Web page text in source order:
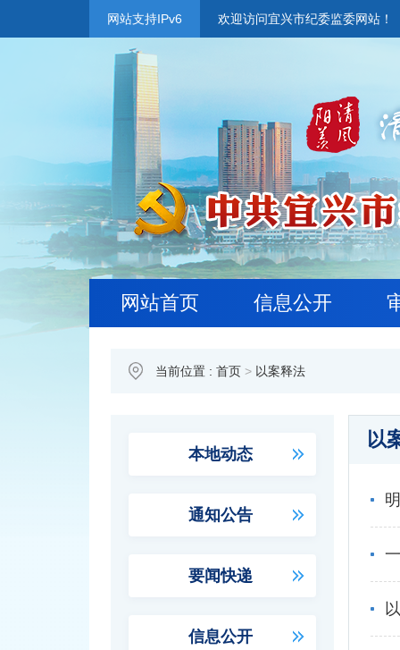
网站支持IPv6 欢迎访问宜兴市纪委监委网站！
网站首页 信息公开
当前位置 : 首页 > 以案释法
本地动态
通知公告
要闻快递
信息公开
以